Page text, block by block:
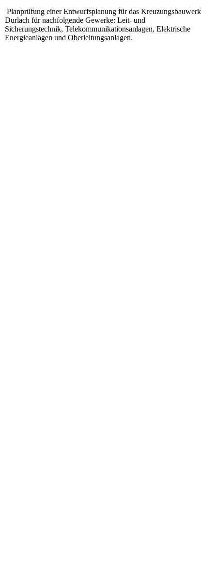
Planprüfung einer Entwurfsplanung für das Kreuzungsbauwerk
Durlach für nachfolgende Gewerke: Leit- und
Sicherungstechnik, Telekommunikationsanlagen, Elektrische
Energieanlagen und Oberleitungsanlagen.